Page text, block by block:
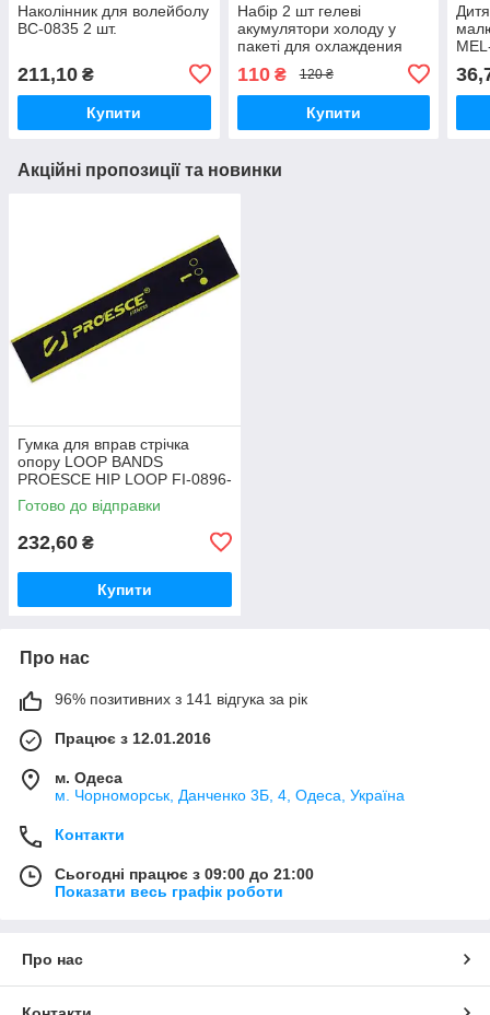
Наколінник для волейболу
BC-0835 2 шт.
211,10 ₴
Купити
Набір 2 шт гелеві
акумулятори холоду у
пакеті для охлаждения
110₴ 120 ₴
Купити
Акційні пропозиції та новинки
Гумка для вправ стрічка
опору LOOP BANDS
PROESCE HIP LOOP FI-0896-
1 чорний-салатовий
Готово до відправки
232,60 ₴
Купити
Про нас
96% позитивних з 141 відгука за рік
Працює з 12.01.2016
м. Одеса
м. Чорноморськ, Данченко 3Б, 4, Одеса, Україна
Контакти
Сьогодні працює з 09:00 до 21:00
Показати весь графік роботи
Про нас